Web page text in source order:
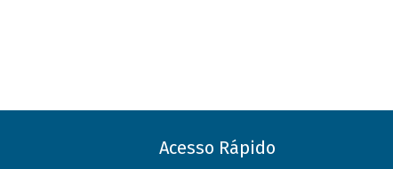
Acesso Rápido